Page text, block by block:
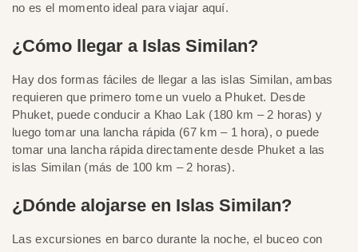
no es el momento ideal para viajar aquí.
¿Cómo llegar a Islas Similan?
Hay dos formas fáciles de llegar a las islas Similan, ambas
requieren que primero tome un vuelo a Phuket. Desde
Phuket, puede conducir a Khao Lak (180 km – 2 horas) y
luego tomar una lancha rápida (67 km – 1 hora), o puede
tomar una lancha rápida directamente desde Phuket a las
islas Similan (más de 100 km – 2 horas).
¿Dónde alojarse en Islas Similan?
Las excursiones en barco durante la noche, el buceo con